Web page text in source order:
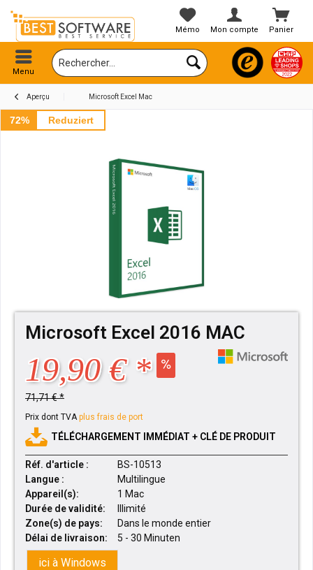
Panier
Mémo Mon compte
Menu
Aperçu Microsoft Excel Mac
72% Reduziert
Microsoft Excel 2016 MAC
19,90 € *
71,71 € *
Prix dont TVAplus frais de port
TÉLÉCHARGEMENT IMMÉDIAT + CLÉ DE PRODUIT
Réf. d'article :
BS-10513
Langue :
Multilingue
Appareil(s):
1 Mac
Durée de validité:
Illimité
Zone(s) de pays:
Dans le monde entier
Délai de livraison:
5 - 30 Minuten
ici à Windows